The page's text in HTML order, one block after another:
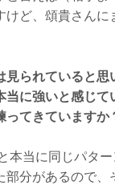
けど、頌貴さんに
見られていると思
当に強いと感じて
ってきていますか
本当に同じパタ
部分があるので、